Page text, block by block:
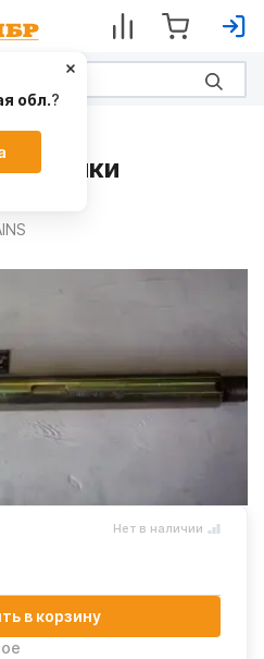
Сеялки
Нет в наличии
в корзину
обл.?